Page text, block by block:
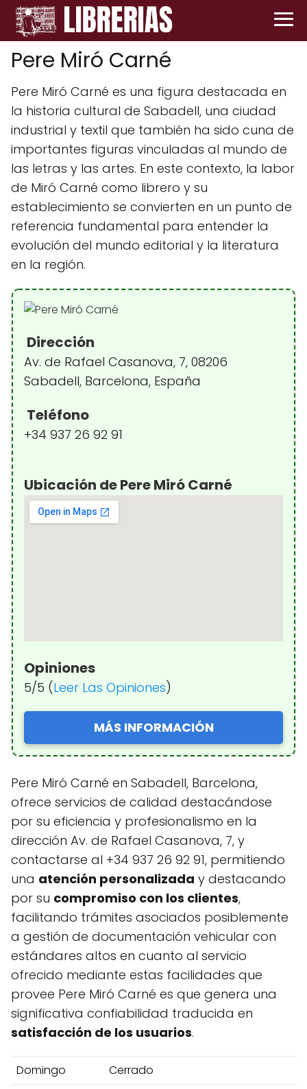
Pere Miró Carné
Pere Miró Carné es una figura destacada en
la historia cultural de Sabadell, una ciudad
industrial y textil que también ha sido cuna de
importantes figuras vinculadas al mundo de
las letras y las artes. En este contexto, la labor
de Miró Carné como librero y su
establecimiento se convierten en un punto de
referencia fundamental para entender la
evolución del mundo editorial y la literatura
en la región.
Dirección
Av. de Rafael Casanova, 7, 08206
Sabadell, Barcelona, España
Teléfono
+34 937 26 92 91
Ubicación de Pere Miró Carné
Opiniones
5/5 (Leer Las Opiniones)
MÁS INFORMACIÓN
Pere Miró Carné en Sabadell, Barcelona,
ofrece servicios de calidad destacándose
por su eficiencia y profesionalismo en la
dirección Av. de Rafael Casanova, 7, y
contactarse al +34 937 26 92 91, permitiendo
una atención personalizada y destacando
por su compromiso con los clientes,
facilitando trámites asociados posiblemente
a gestión de documentación vehicular con
estándares altos en cuanto al servicio
ofrecido mediante estas facilidades que
provee Pere Miró Carné es que genera una
significativa confiabilidad traducida en
satisfacción de los usuarios.
Domingo
Cerrado